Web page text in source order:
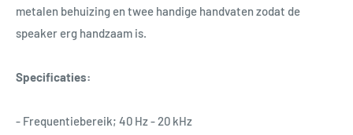
metalen behuizing en twee handige handvaten zodat de
speaker erg handzaam is.
Specificaties:
- Frequentiebereik; 40 Hz - 20 kHz